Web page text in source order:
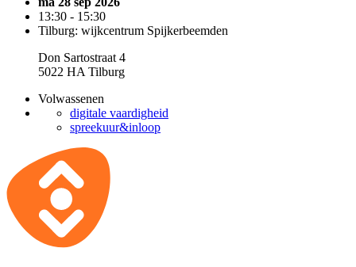
13:30 - 15:30
Tilburg: wijkcentrum Spijkerbeemden
Don Sartostraat 4
5022 HA Tilburg
Volwassenen
digitale vaardigheid
spreekuur&inloop